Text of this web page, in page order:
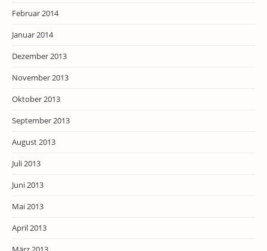
Februar 2014
Januar 2014
Dezember 2013
November 2013
Oktober 2013
September 2013
August 2013
Juli 2013
Juni 2013
Mai 2013
April 2013